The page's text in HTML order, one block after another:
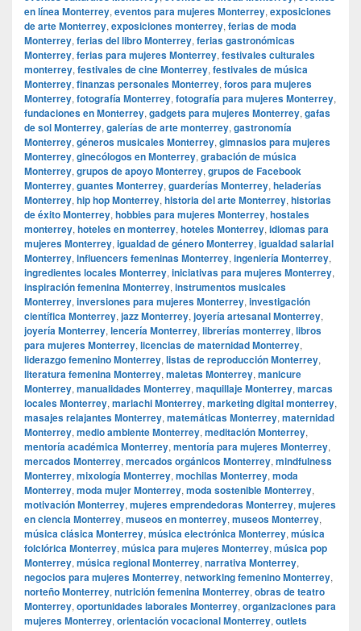
en línea Monterrey, eventos para mujeres Monterrey, exposiciones
de arte Monterrey, exposiciones monterrey, ferias de moda
Monterrey, ferias del libro Monterrey, ferias gastronómicas
Monterrey, ferias para mujeres Monterrey, festivales culturales
monterrey, festivales de cine Monterrey, festivales de música
Monterrey, finanzas personales Monterrey, foros para mujeres
Monterrey, fotografía Monterrey, fotografía para mujeres Monterrey,
fundaciones en Monterrey, gadgets para mujeres Monterrey, gafas
de sol Monterrey, galerías de arte monterrey, gastronomía
Monterrey, géneros musicales Monterrey, gimnasios para mujeres
Monterrey, ginecólogos en Monterrey, grabación de música
Monterrey, grupos de apoyo Monterrey, grupos de Facebook
Monterrey, guantes Monterrey, guarderías Monterrey, heladerías
Monterrey, hip hop Monterrey, historia del arte Monterrey, historias
de éxito Monterrey, hobbies para mujeres Monterrey, hostales
monterrey, hoteles en monterrey, hoteles Monterrey, idiomas para
mujeres Monterrey, igualdad de género Monterrey, igualdad salarial
Monterrey, influencers femeninas Monterrey, ingeniería Monterrey,
ingredientes locales Monterrey, iniciativas para mujeres Monterrey,
inspiración femenina Monterrey, instrumentos musicales
Monterrey, inversiones para mujeres Monterrey, investigación
científica Monterrey, jazz Monterrey, joyería artesanal Monterrey,
joyería Monterrey, lencería Monterrey, librerías monterrey, libros
para mujeres Monterrey, licencias de maternidad Monterrey,
liderazgo femenino Monterrey, listas de reproducción Monterrey,
literatura femenina Monterrey, maletas Monterrey, manicure
Monterrey, manualidades Monterrey, maquillaje Monterrey, marcas
locales Monterrey, mariachi Monterrey, marketing digital monterrey,
masajes relajantes Monterrey, matemáticas Monterrey, maternidad
Monterrey, medio ambiente Monterrey, meditación Monterrey,
mentoría académica Monterrey, mentoría para mujeres Monterrey,
mercados Monterrey, mercados orgánicos Monterrey, mindfulness
Monterrey, mixología Monterrey, mochilas Monterrey, moda
Monterrey, moda mujer Monterrey, moda sostenible Monterrey,
motivación Monterrey, mujeres emprendedoras Monterrey, mujeres
en ciencia Monterrey, museos en monterrey, museos Monterrey,
música clásica Monterrey, música electrónica Monterrey, música
folclórica Monterrey, música para mujeres Monterrey, música pop
Monterrey, música regional Monterrey, narrativa Monterrey,
negocios para mujeres Monterrey, networking femenino Monterrey,
norteño Monterrey, nutrición femenina Monterrey, obras de teatro
Monterrey, oportunidades laborales Monterrey, organizaciones para
mujeres Monterrey, orientación vocacional Monterrey, outlets